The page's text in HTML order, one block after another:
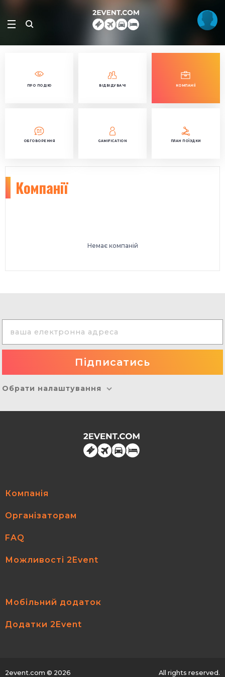
ПРО ПОДІЮ ВІДВІДУВАЧІ КОМПАНІЇ
ОБГОВОРЕННЯ GAMIFICATION ПЛАН ПОЇЗДКИ
Компанії
Немає компаній
Обрати налаштування
Компанія
Організаторам
FAQ
Можливості 2Event
Мобільний додаток
Додатки 2Event
2event.com © 2026 All rights reserved.